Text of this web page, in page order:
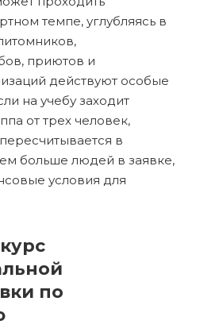
темпе, углубляясь в
приютов и
действуют особые
на учебу заходит
от трех человек,
в
больше людей в заявке,
условия для
по